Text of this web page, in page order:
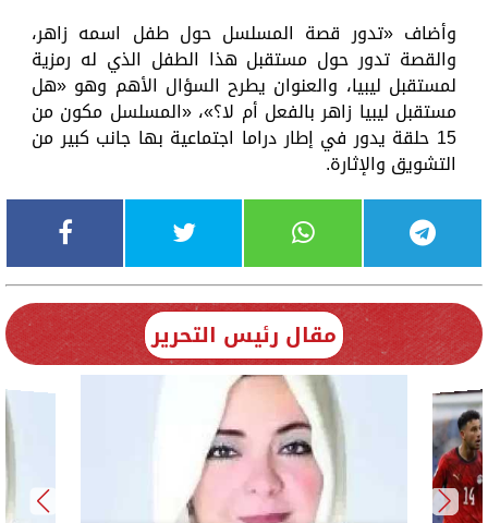
وأضاف «تدور قصة المسلسل حول طفل اسمه زاهر،
والقصة تدور حول مستقبل هذا الطفل الذي له رمزية
لمستقبل ليبيا، والعنوان يطرح السؤال الأهم وهو «هل
مستقبل ليبيا زاهر بالفعل أم لا؟»، «المسلسل مكون من
15 حلقة يدور في إطار دراما اجتماعية بها جانب كبير من
التشويق والإثارة.
مقال رئيس التحرير